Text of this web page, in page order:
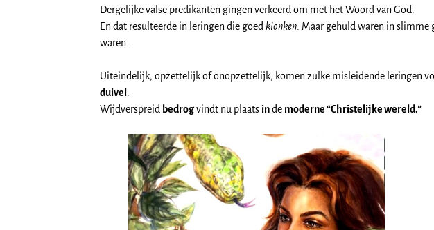
Dergelijke valse predikanten gingen verkeerd om met het Woord van God.
En dat resulteerde in leringen die goedklonken. Maar gehuld waren in slimme
waren.
Uiteindelijk, opzettelijk of onopzettelijk, komen zulke misleidende leringen
duivel.
Wijdverspreid bedrogvindt nu plaats inde moderne “Christelijke wereld.”